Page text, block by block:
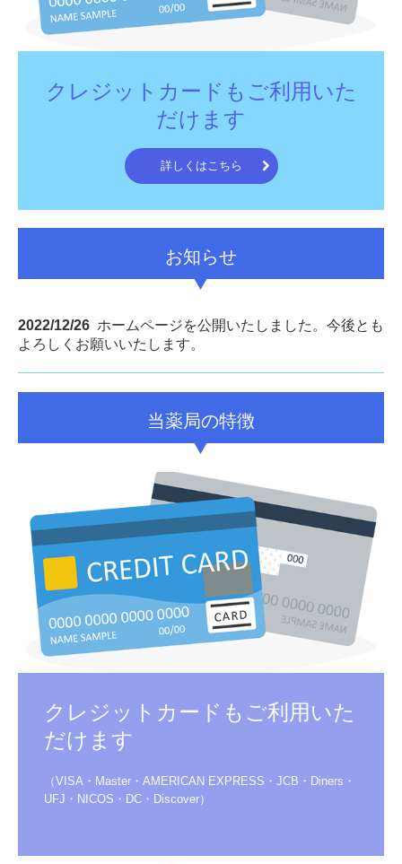
クレジットカードもご利用いた
だけます
詳しくはこちら
お知らせ
2022/12/26 ホームページを公開いたしました。今後とも
よろしくお願いいたします。
当薬局の特徴
クレジットカードもご利用いた
だけます
（VISA・Master・AMERICAN EXPRESS・JCB・Diners・
UFJ・NICOS・DC・Discover）